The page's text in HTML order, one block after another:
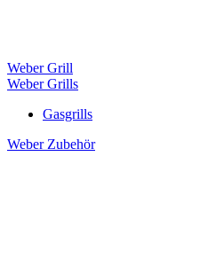
Weber Grill
Weber Grills
Gasgrills
Weber Zubehör